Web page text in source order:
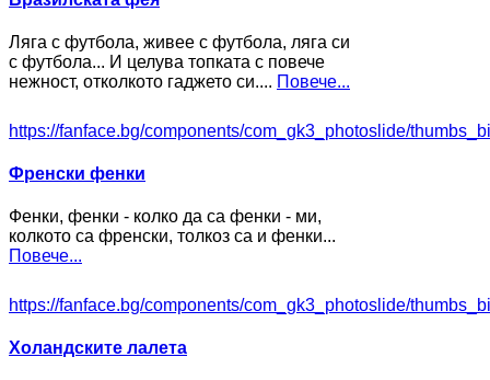
Ляга с футбола, живее с футбола, ляга си
с футбола... И целува топката с повече
нежност, отколкото гаджето си.... Повече...
https://fanface.bg/components/com_gk3_photoslide/
Френски фенки
Фенки, фенки - колко да са фенки - ми,
колкото са френски, толкоз са и фенки...
Повече...
https://fanface.bg/components/com_gk3_photoslide/
Холандските лалета